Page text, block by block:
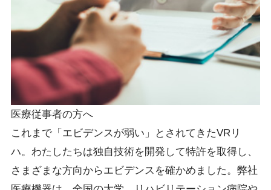
医療従事者の方へ
これまで「エビデンスが弱い」とされてきたVRリ
ハ。わたしたちは独自技術を開発して特許を取得し、
さまざまな方向からエビデンスを確かめました。弊社